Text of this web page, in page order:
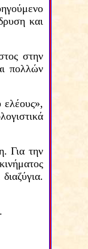
και
στην
πολλών
ελέους»,
Για την